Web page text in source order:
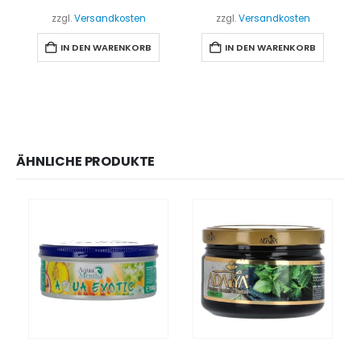
zzgl.Versandkosten
IN DEN WARENKORB
zzgl.Versandkosten
IN DEN WARENKORB
ÄHNLICHE PRODUKTE